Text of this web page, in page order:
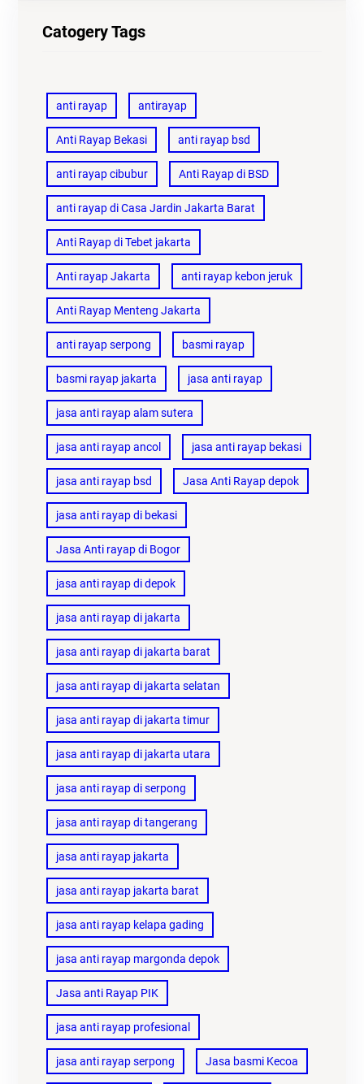
Catogery Tags
anti rayap antirayap
Anti Rayap Bekasi anti rayap bsd
anti rayap cibubur Anti Rayap di BSD
anti rayap di Casa Jardin Jakarta Barat
Anti Rayap di Tebet jakarta
Anti rayap Jakarta anti rayap kebon jeruk
Anti Rayap Menteng Jakarta
anti rayap serpong basmi rayap
basmi rayap jakarta jasa anti rayap
jasa anti rayap alam sutera
jasa anti rayap ancol jasa anti rayap bekasi
jasa anti rayap bsd Jasa Anti Rayap depok
jasa anti rayap di bekasi
Jasa Anti rayap di Bogor
jasa anti rayap di depok
jasa anti rayap di jakarta
jasa anti rayap di jakarta barat
jasa anti rayap di jakarta selatan
jasa anti rayap di jakarta timur
jasa anti rayap di jakarta utara
jasa anti rayap di serpong
jasa anti rayap di tangerang
jasa anti rayap jakarta
jasa anti rayap jakarta barat
jasa anti rayap kelapa gading
jasa anti rayap margonda depok
Jasa anti Rayap PIK
jasa anti rayap profesional
jasa anti rayap serpong Jasa basmi Kecoa